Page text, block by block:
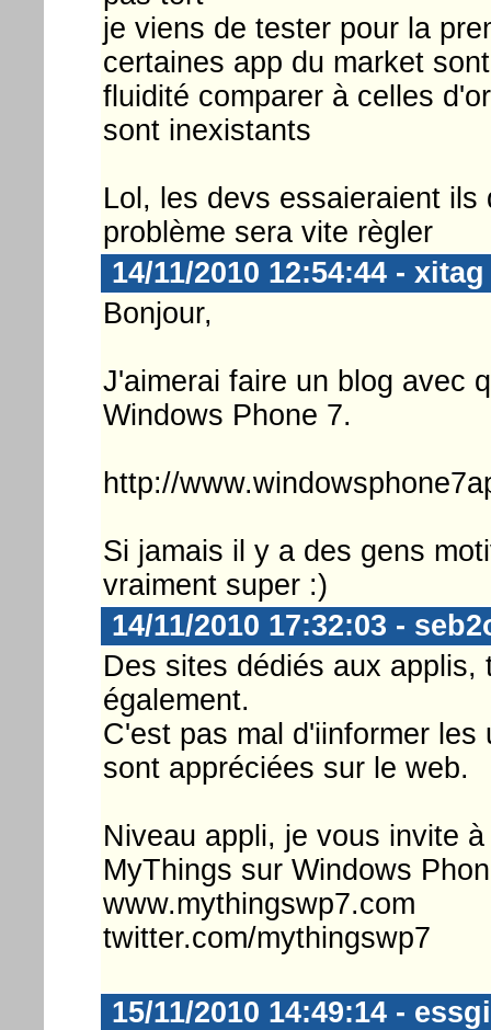
je viens de tester pour la
certaines app du market
fluidité comparer à celles
sont inexistants
Lol, les devs essaieraient
problème sera vite règler
14/11/2010 12:54:44 - xitag
Bonjour,
J'aimerai faire un blog avec
Windows Phone 7.
http://
Si jamais il y a des gens
vraiment super :)
14/11/2010 17:32:03 -
Des sites dédiés aux
également.
C'est pas mal d'iinformer
sont appréciées sur le web.
Niveau appli, je vous invite
MyThings sur Windows
www.mythingswp7.com
twitter.com/mythingswp7
15/11/2010 14:49:14 - essgi